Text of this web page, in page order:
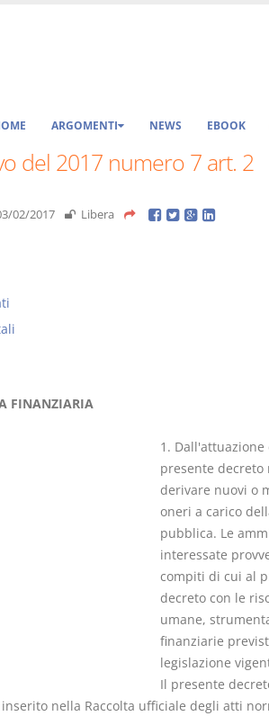
ARGOMENTI NEWS EBOOK
del 2017 numero 7 art. 2
02/2017 Libera
FINANZIARIA
1. Dall'attuazione
presente decreto
derivare nuovi o
oneri a carico
pubblica. Le
interessate
compiti di cui al
decreto con le
umane,
finanziarie
legislazione
Il presente
nella Raccolta ufficiale degli atti
I Singoli
D.
(iva incl.)